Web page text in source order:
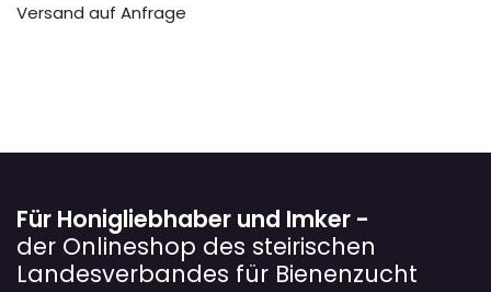
Versand auf Anfrage
Für Honigliebhaber und Imker -
der Onlineshop des steirischen
Landesverbandes für Bienenzucht